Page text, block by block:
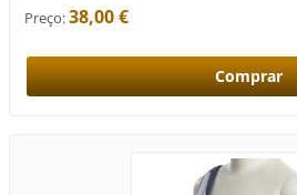
Preço:38,00 €